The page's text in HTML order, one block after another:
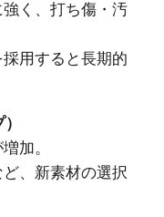
く、打ち傷・汚
用すると長期的
加。
、新素材の選択